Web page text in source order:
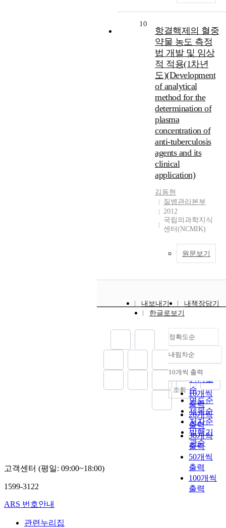
10
항결핵제의 혈중
약물 농도 측정
법 개발 및 임상
적 적용(1차년
도)(Development
of analytical
method for the
determination of
plasma
concentration of
anti-tuberculosis
agents and its
clinical
application)
김동현
질병관리본부
2012
국립의과학지식
센터(NCMIK)
원문보기
내보내기
내책장담기
한글로보기
정확도순
정확도
순
인기도
순
연도순
제목순
저자순
발행기
관순
내림차순
내림차순
10개씩 출력
10개씩
출력
20개씩
출력
30개씩
출력
50개씩
출력
100개씩
출력
조회
고객센터 (평일: 09:00~18:00)
1599-3122
ARS 번호안내
관련누리집